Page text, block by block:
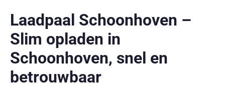
Laadpaal Schoonhoven –
Slim opladen in
Schoonhoven, snel en
betrouwbaar